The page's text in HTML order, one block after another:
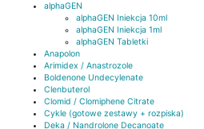
alphaGEN
alphaGEN Iniekcja 10ml
alphaGEN Iniekcja 1ml
alphaGEN Tabletki
Anapolon
Arimidex / Anastrozole
Boldenone Undecylenate
Clenbuterol
Clomid / Clomiphene Citrate
Cykle (gotowe zestawy + rozpiska)
Deka / Nandrolone Decanoate